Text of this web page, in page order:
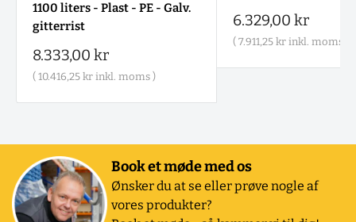
1100 liters - Plast - PE - Galv.
gitterrist
Salgspris
8.333,00 kr
( 10.416,25 kr inkl. moms )
Salgspris
6.329,00 kr
( 7.911,25 krinkl. moms )
Book et møde med os
Ønsker du at se eller prøve nogle af
vores produkter?